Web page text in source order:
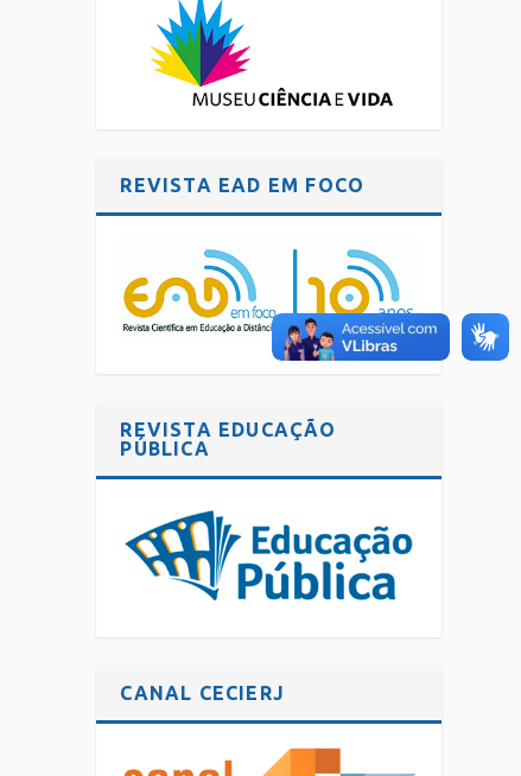
REVISTA EAD EM FOCO
REVISTA EDUCAÇÃO
PÚBLICA
CANAL CECIERJ